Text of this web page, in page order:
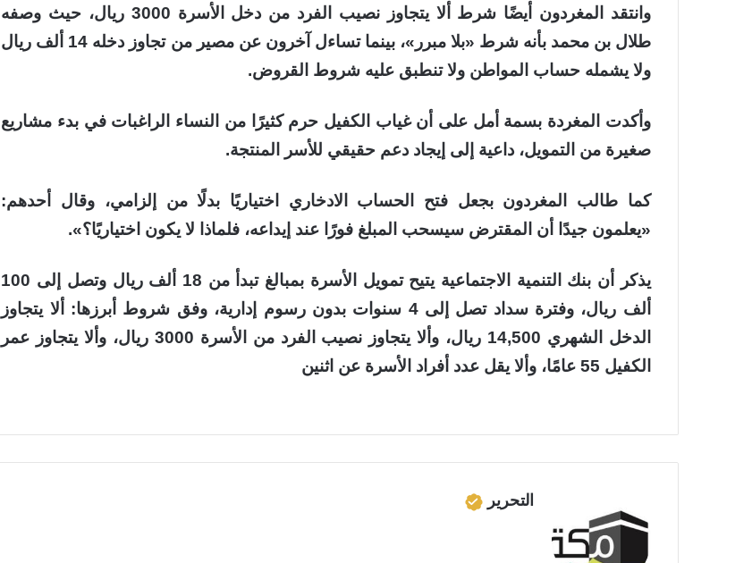
وانتقد المغردون أيضًا شرط ألا يتجاوز نصيب الفرد من دخل الأسرة 3000 ريال، حيث وصفه
طلال بن محمد بأنه شرط «بلا مبرر»، بينما تساءل آخرون عن مصير من تجاوز دخله 14 ألف ريال
ولا يشمله حساب المواطن ولا تنطبق عليه شروط القروض.
وأكدت المغردة بسمة أمل على أن غياب الكفيل حرم كثيرًا من النساء الراغبات في بدء مشاريع
صغيرة من التمويل، داعية إلى إيجاد دعم حقيقي للأسر المنتجة.
كما طالب المغردون بجعل فتح الحساب الادخاري اختياريًا بدلًا من إلزامي، وقال أحدهم:
«يعلمون جيدًا أن المقترض سيسحب المبلغ فورًا عند إيداعه، فلماذا لا يكون اختياريًا؟».
يذكر أن بنك التنمية الاجتماعية يتيح تمويل الأسرة بمبالغ تبدأ من 18 ألف ريال وتصل إلى 100
ألف ريال، وفترة سداد تصل إلى 4 سنوات بدون رسوم إدارية، وفق شروط أبرزها: ألا يتجاوز
الدخل الشهري 14,500 ريال، وألا يتجاوز نصيب الفرد من الأسرة 3000 ريال، وألا يتجاوز عمر
الكفيل 55 عامًا، وألا يقل عدد أفراد الأسرة عن اثنين
التحرير